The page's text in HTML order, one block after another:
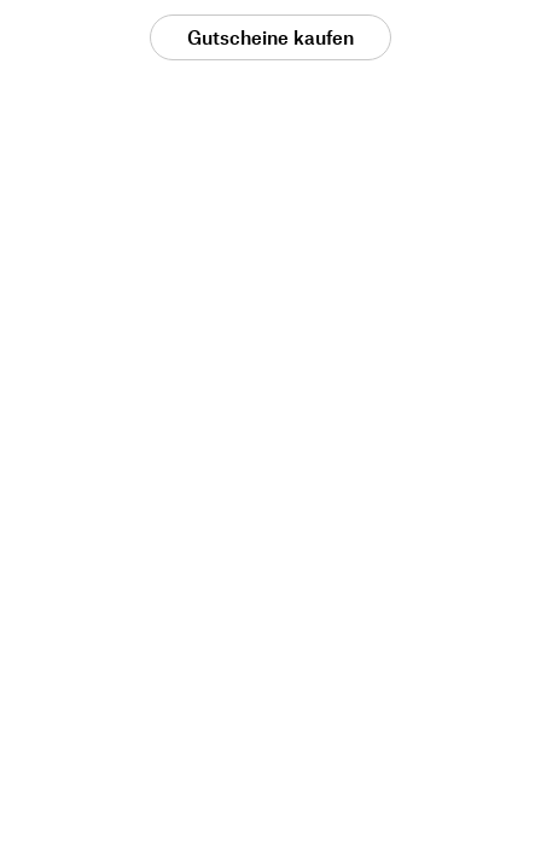
Gutscheine kaufen